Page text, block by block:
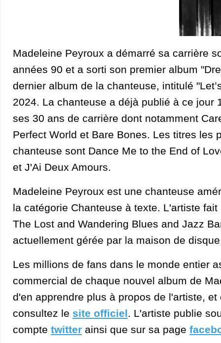
Madeleine Peyroux a démarré sa carrière
années 90 et a sorti son premier album
dernier album de la chanteuse, intitulé
2024. La chanteuse a déjà publié à ce jour
ses 30 ans de carrière dont notamment
Perfect World et Bare Bones. Les titres les
chanteuse sont Dance Me to the End of
et J'Ai Deux Amours.
Madeleine Peyroux est une chanteuse
la catégorie Chanteuse à texte. L'artiste
The Lost and Wandering Blues and Jazz
actuellement gérée par la maison de
Les millions de fans dans le monde entier
commercial de chaque nouvel album de
d'en apprendre plus à propos de l'artiste,
consultez le site officiel. L'artiste publie
compte twitter ainsi que sur sa page